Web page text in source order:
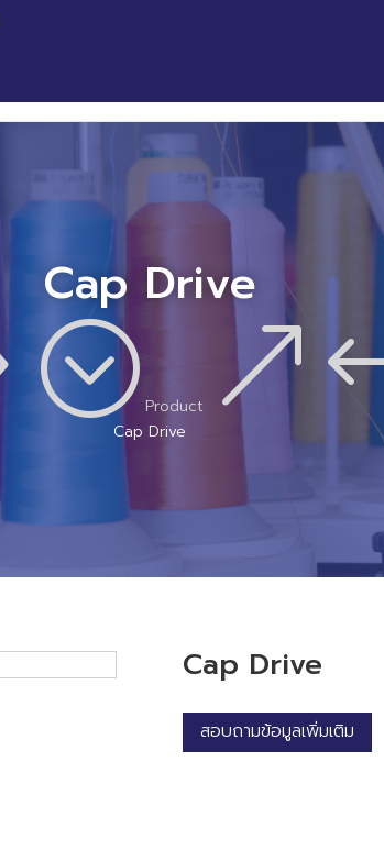
Cap Drive
Product
Cap Drive
Cap Drive
สอบถามข้อมูลเพิ่มเติม